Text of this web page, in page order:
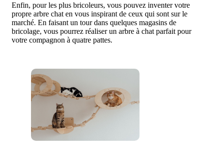
Enfin, pour les plus bricoleurs, vous pouvez inventer votre
propre arbre chat en vous inspirant de ceux qui sont sur le
marché. En faisant un tour dans quelques magasins de
bricolage, vous pourrez réaliser un arbre à chat parfait pour
votre compagnon à quatre pattes.